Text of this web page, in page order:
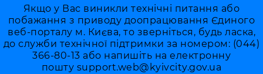
Якщо у Вас виникли технічні питання або
побажання з приводу доопрацювання Єдиного
веб-порталу м. Києва, то зверніться, будь ласка,
до служби технічної підтримки за номером: (044)
366-80-13 або напишіть на електронну
пошту support.web@kyivcity.gov.ua